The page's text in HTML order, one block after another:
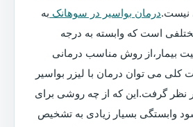
نیست.درمان بواسیر در سوهانک به
است که وابسته به درجه
بیمار،از روش مناسب درمانی
می توان درمان با لیزر بواسیر
نظر گرفت.این که از چه روشی برای
وابستگی بسیار زیادی به تشخیص